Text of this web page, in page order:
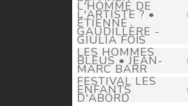
L'HOMME DE
L'ARTISTE ? •
ÉTIENNE
GAUDILLÈRE -
GIULIA FOÏS
LES HOMMES
BLEUS • JEAN-
MARC BARR
FESTIVAL LES
ENFANTS
D'ABORD